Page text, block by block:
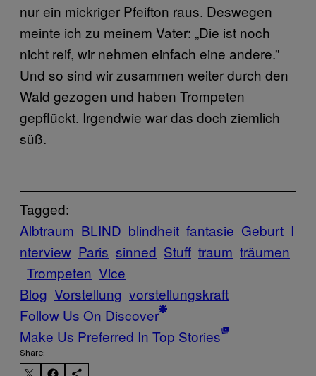
nur ein mickriger Pfeifton raus. Deswegen
meinte ich zu meinem Vater: „Die ist noch
nicht reif, wir nehmen einfach eine andere.”
Und so sind wir zusammen weiter durch den
Wald gezogen und haben Trompeten
gepflückt. Irgendwie war das doch ziemlich
süß.
Tagged:
Albtraum BLIND blindheit fantasie Geburt I
nterview Paris sinned Stuff traum träumen
Trompeten Vice
Blog Vorstellung vorstellungskraft
Follow Us On Discover
Make Us Preferred In Top Stories
Share: